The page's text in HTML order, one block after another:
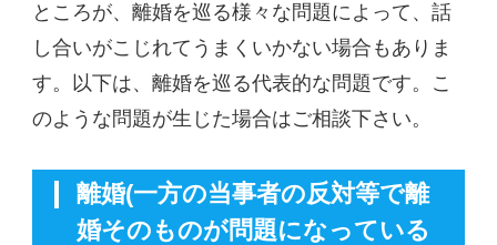
ところが、離婚を巡る様々な問題によって、話
し合いがこじれてうまくいかない場合もありま
す。以下は、離婚を巡る代表的な問題です。こ
のような問題が生じた場合はご相談下さい。
離婚(一方の当事者の反対等で離
婚そのものが問題になっている